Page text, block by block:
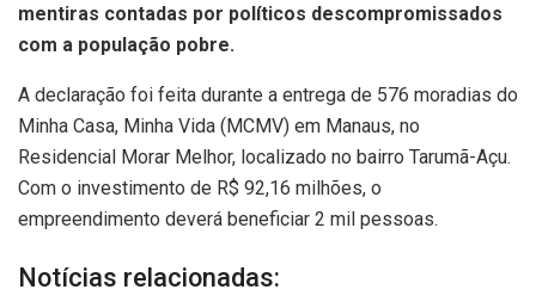
mentiras contadas por políticos descompromissados
com a população pobre.
A declaração foi feita durante a entrega de 576 moradias do
Minha Casa, Minha Vida (MCMV) em Manaus, no
Residencial Morar Melhor, localizado no bairro Tarumã-Açu.
Com o investimento de R$ 92,16 milhões, o
empreendimento deverá beneficiar 2 mil pessoas.
Notícias relacionadas: